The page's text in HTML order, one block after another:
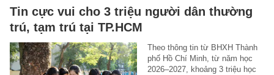
Tin cực vui cho 3 triệu người dân thường
trú, tạm trú tại TP.HCM
Theo thông tin từ BHXH Thành
phố Hồ Chí Minh, từ năm học
2026–2027, khoảng 3 triệu học